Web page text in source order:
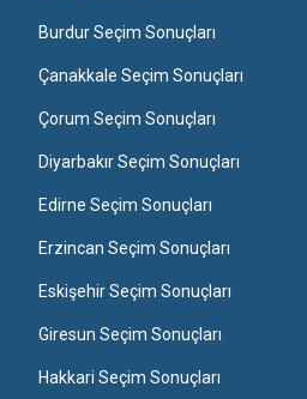
Burdur Seçim Sonuçları
Çanakkale Seçim Sonuçları
Çorum Seçim Sonuçları
Diyarbakır Seçim Sonuçları
Edirne Seçim Sonuçları
Erzincan Seçim Sonuçları
Eskişehir Seçim Sonuçları
Giresun Seçim Sonuçları
Hakkari Seçim Sonuçları